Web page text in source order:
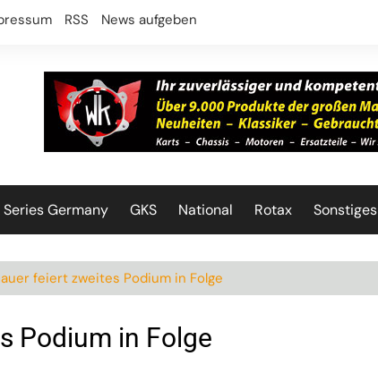
RSS News aufgeben
Series Germany GKS National Rotax Sonstiges
feiert zweites Podium in Folge
Podium in Folge